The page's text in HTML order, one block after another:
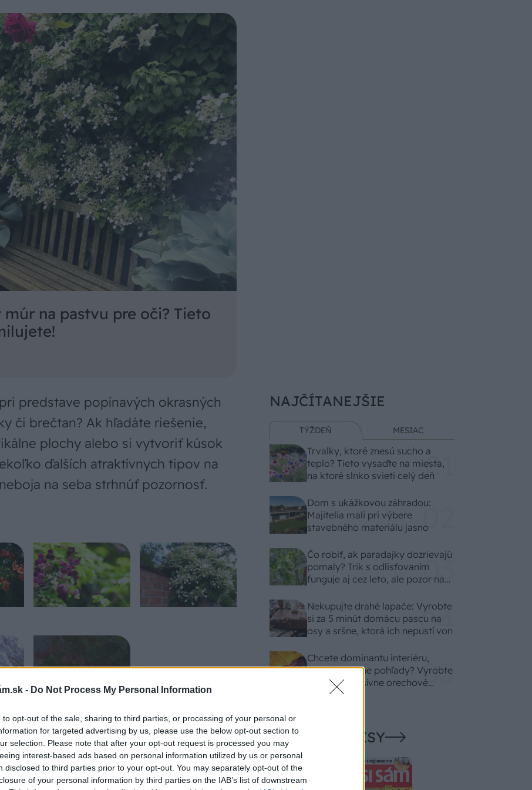
- Do Not Process My Personal Information
to opt-out of the sale, sharing to third parties, or processing of your personal or
for targeted advertising by us, please use the below opt-out section to
selection. Please note that after your opt-out request is processed you may
interest-based ads based on personal information utilized by us or personal
disclosed to third parties prior to your opt-out. You may separately opt-out of the
of your personal information by third parties on the IAB’s list of downstream
na pastvu pre oči? Tieto
predstave popínavých okrasných
či brečtan? Ak hľadáte riešenie,
plochy alebo si vytvoriť kúsok
ďalších atraktívnych tipov na
na seba strhnúť pozornosť.
NAJČÍTANEJŠIE
TÝŽDEŇ MESIAC
Trvalky, ktoré znesú sucho a
teplo? Tieto vysaďte na miesta,
na ktoré slnko svieti celý deň
Dom s ukážkovou záhradou:
Majitelia mali pri výbere
stavebného materiálu jasno
Čo robiť, ak paradajky dozrievajú
pomaly? Trik s odlisťovaním
funguje aj cez leto, ale pozor na
Nekupujte drahé lapače: Vyrobte
si za 5 minút domácu pascu na
osy a sršne, ktorá ich nepustí von
Chcete dominantu interiéru,
ktorá pritiahne pohľady? Vyrobte
si takéto masívne orechové
svietidlo
NAŠE ČASOPISY